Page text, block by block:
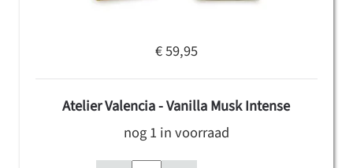
€ 59,95
Atelier Valencia - Vanilla Musk Intense
nog 1 in voorraad